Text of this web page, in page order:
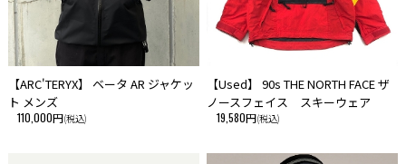
【ARC'TERYX】 ベータ AR ジャケッ
ト メンズ
110,000円(税込)
【Used】 90s THE NORTH FACE ザ
ノースフェイス スキーウェア
19,580円(税込)